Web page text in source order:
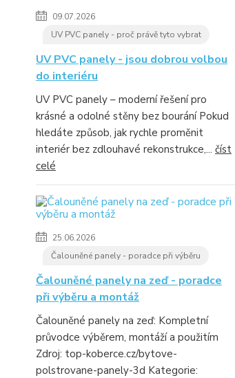
09.07.2026
UV PVC panely - proč právě tyto vybrat
UV PVC panely - jsou dobrou volbou
do interiéru
UV PVC panely – moderní řešení pro
krásné a odolné stěny bez bourání Pokud
hledáte způsob, jak rychle proměnit
interiér bez zdlouhavé rekonstrukce,... číst
celé
25.06.2026
Čalouněné panely - poradce při výběru
Čalouněné panely na zeď - poradce
při výběru a montáž
Čalouněné panely na zeď: Kompletní
průvodce výběrem, montáží a použitím
Zdroj: top-koberce.cz/bytove-
polstrovane-panely-3d Kategorie: